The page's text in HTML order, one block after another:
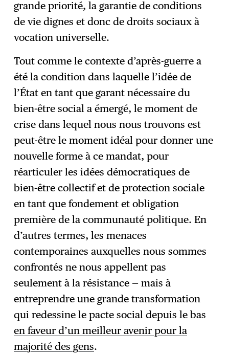
grande priorité, la garantie de conditions
de vie dignes et donc de droits sociaux à
vocation universelle.
Tout comme le contexte d’après-guerre a
été la condition dans laquelle l’idée de
l’État en tant que garant nécessaire du
bien-être social a émergé, le moment de
crise dans lequel nous nous trouvons est
peut-être le moment idéal pour donner une
nouvelle forme à ce mandat, pour
réarticuler les idées démocratiques de
bien-être collectif et de protection sociale
en tant que fondement et obligation
première de la communauté politique. En
d’autres termes, les menaces
contemporaines auxquelles nous sommes
confrontés ne nous appellent pas
seulement à la résistance — mais à
entreprendre une grande transformation
qui redessine le pacte social depuis le bas
en faveur d’un meilleur avenir pour la
majorité des gens.